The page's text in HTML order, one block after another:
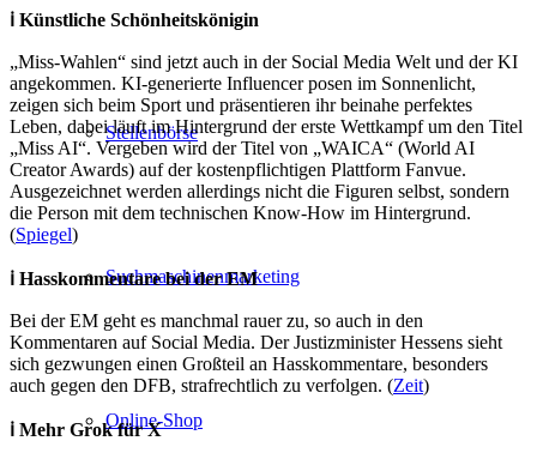
Stellenbörse
Suchmaschinenmarketing
Online-Shop
ℹ️ Künstliche Schönheitskönigin
„Miss-Wahlen“ sind jetzt auch in der Social Media Welt und der KI
angekommen. KI-generierte Influencer posen im Sonnenlicht,
zeigen sich beim Sport und präsentieren ihr beinahe perfektes
Leben, dabei läuft im Hintergrund der erste Wettkampf um den Titel
„Miss AI“. Vergeben wird der Titel von „WAICA“ (World AI
Creator Awards) auf der kostenpflichtigen Plattform Fanvue.
Ausgezeichnet werden allerdings nicht die Figuren selbst, sondern
die Person mit dem technischen Know-How im Hintergrund.
(Spiegel)
ℹ️ Hasskommentare bei der EM
Bei der EM geht es manchmal rauer zu, so auch in den
Kommentaren auf Social Media. Der Justizminister Hessens sieht
sich gezwungen einen Großteil an Hasskommentare, besonders
auch gegen den DFB, strafrechtlich zu verfolgen. (Zeit)
ℹ️ Mehr Grok für X